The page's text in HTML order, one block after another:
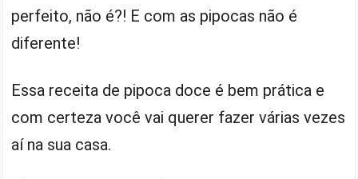
perfeito, não é?! E com as pipocas não é
diferente!
Essa receita de pipoca doce é bem prática e
com certeza você vai querer fazer várias vezes
aí na sua casa.